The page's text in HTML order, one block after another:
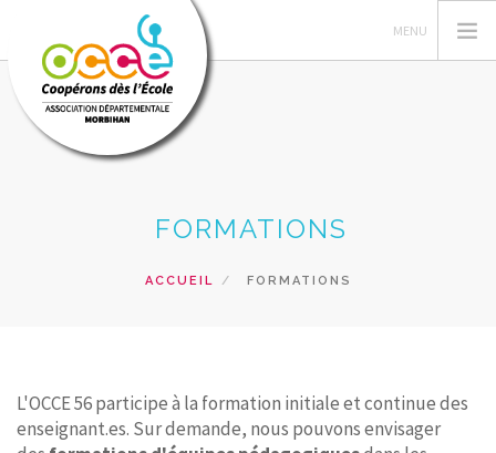
GÉRER SA COOPÉRATIVE
CONTACT
FORMATIONS
ACCUEIL FORMATIONS
L'OCCE 56 participe à la formation initiale et continue des
enseignant.es. Sur demande, nous pouvons envisager